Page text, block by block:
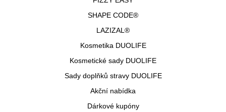
SHAPE CODE®
LAZIZAL®
Kosmetika DUOLIFE
Kosmetické sady DUOLIFE
Sady doplňků stravy DUOLIFE
Akční nabídka
Dárkové kupóny